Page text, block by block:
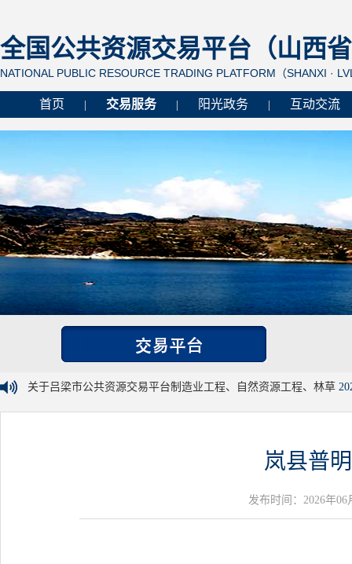
全国公共资源交易平台（山西
NATIONAL PUBLIC RESOURCE TRADING PLATFORM（SHANXI ·
首页 交易服务 阳光政务 互动交流
关于吕梁市公共资源交易平台制造业工程、自然资源工程、林草
岚县普
发布时间：2026年06